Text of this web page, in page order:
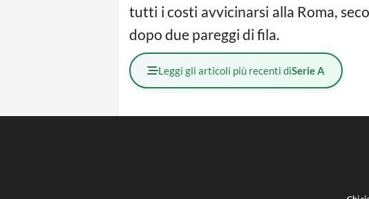
tutti i costi avvicinarsi alla Roma,
dopo due pareggi di fila.
Leggi gli articoli più recenti diSerie A